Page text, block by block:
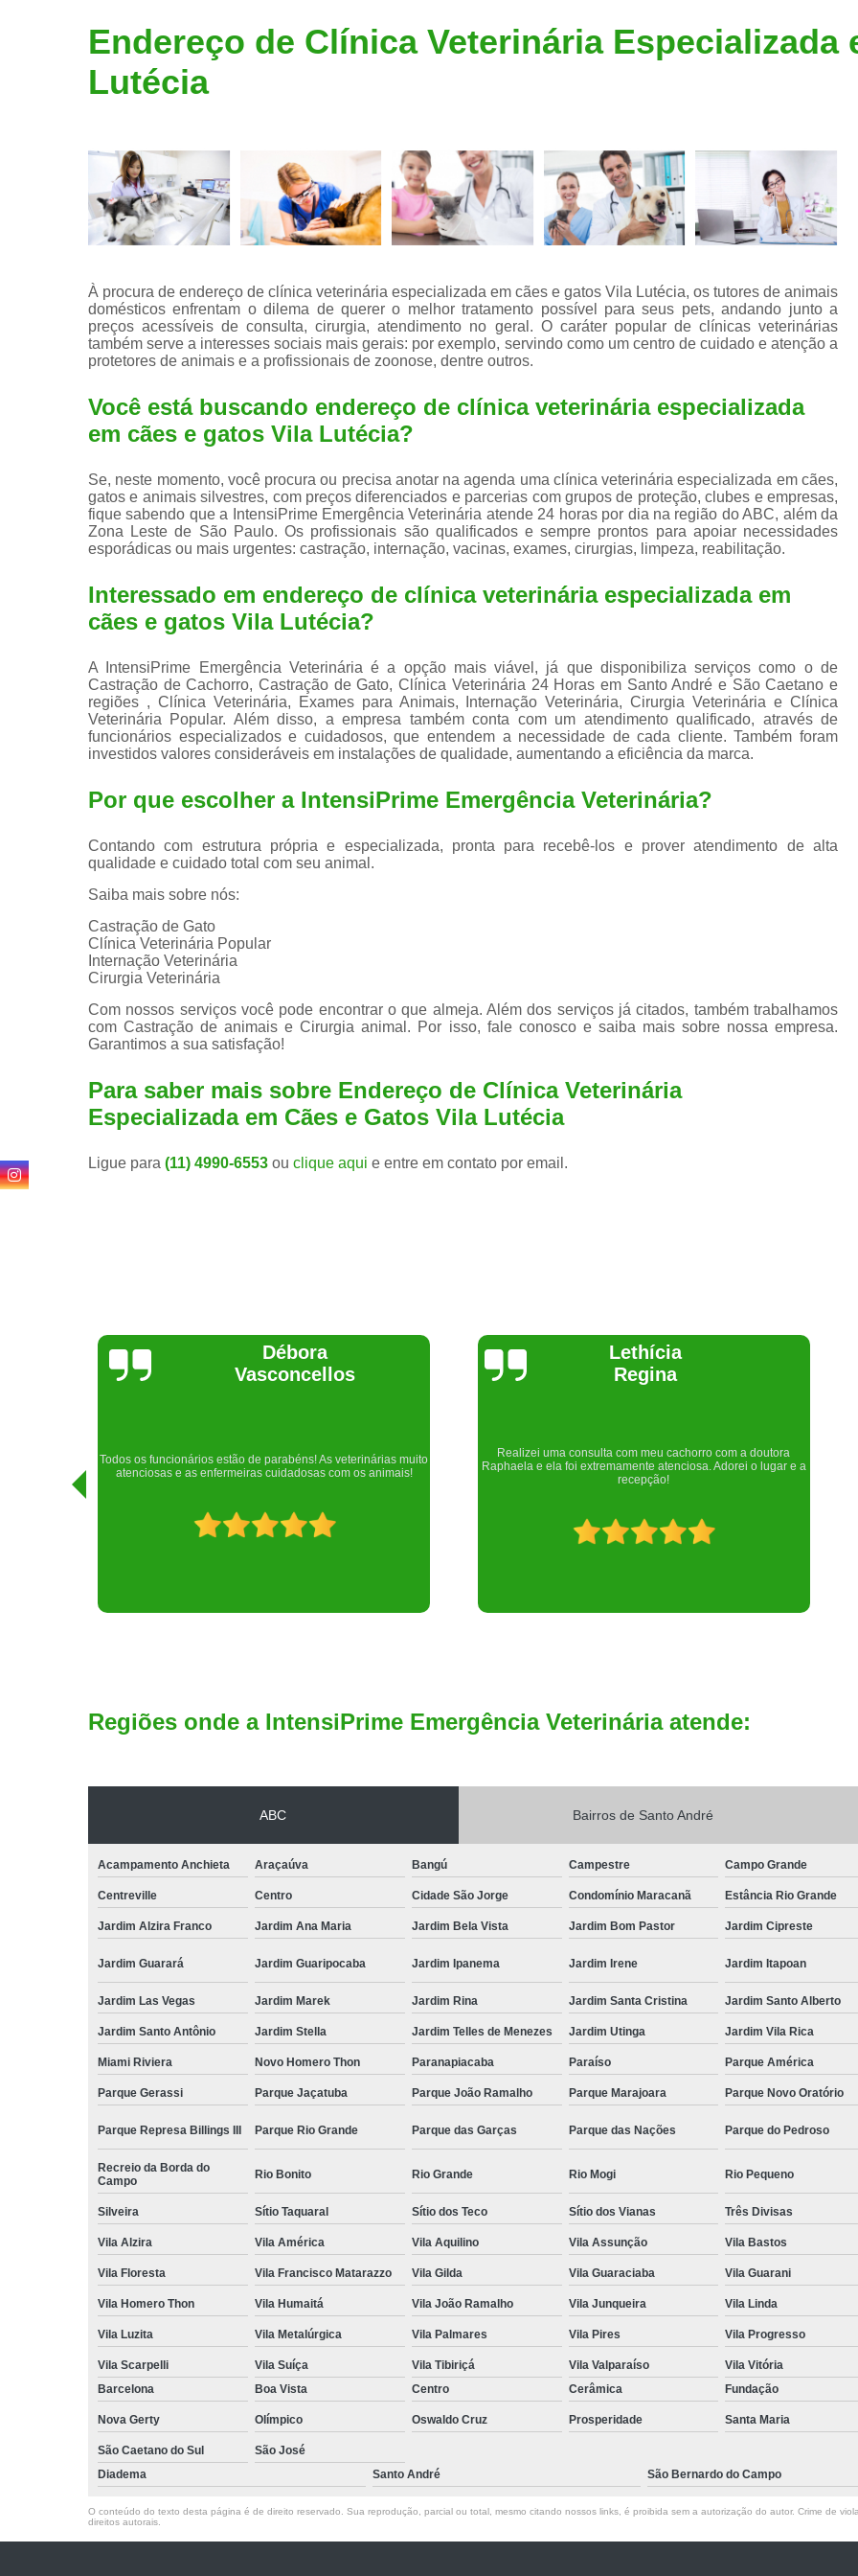
tártaro
Clínica Veterinária Santo André
Consulta Médica
Consulta Médica Veterinária para
Consulta para
Consulta para Animais Silvestres São
Consulta Veterinária para Silvestres
Exame de Endoscopia Veterinária
Exame de Raio X para Animais
Exame para Animais Santo André
Exame para Cachorro
Internação para Animais de Estimação
Internação Semi Intensiva Veterinária
Limpeza de Tártaro Canina
Limpeza de
Limpeza de Tártaro em Cachorro
Limpeza de Tártaro para Gatos
Limpeza Tártaro Santo André
Endereço de Clínica Veterinária Especializada
Lutécia
À procura de endereço de clínica veterinária especializada em cães e gatos Vila Lutécia, os tutores de animais
domésticos enfrentam o dilema de querer o melhor tratamento possível para seus pets, andando junto a
preços acessíveis de consulta, cirurgia, atendimento no geral. O caráter popular de clínicas veterinárias
também serve a interesses sociais mais gerais: por exemplo, servindo como um centro de cuidado e atenção a
protetores de animais e a profissionais de zoonose, dentre outros.
Você está buscando endereço de clínica veterinária especializada
em cães e gatos Vila Lutécia?
Se, neste momento, você procura ou precisa anotar na agenda uma clínica veterinária especializada em cães,
gatos e animais silvestres, com preços diferenciados e parcerias com grupos de proteção, clubes e empresas,
fique sabendo que a IntensiPrime Emergência Veterinária atende 24 horas por dia na região do ABC, além da
Zona Leste de São Paulo. Os profissionais são qualificados e sempre prontos para apoiar necessidades
esporádicas ou mais urgentes: castração, internação, vacinas, exames, cirurgias, limpeza, reabilitação.
Interessado em endereço de clínica veterinária especializada em
cães e gatos Vila Lutécia?
A IntensiPrime Emergência Veterinária é a opção mais viável, já que disponibiliza serviços como o de
Castração de Cachorro, Castração de Gato, Clínica Veterinária 24 Horas em Santo André e São Caetano e
regiões , Clínica Veterinária, Exames para Animais, Internação Veterinária, Cirurgia Veterinária e Clínica
Veterinária Popular. Além disso, a empresa também conta com um atendimento qualificado, através de
funcionários especializados e cuidadosos, que entendem a necessidade de cada cliente. Também foram
investidos valores consideráveis em instalações de qualidade, aumentando a eficiência da marca.
Por que escolher a IntensiPrime Emergência Veterinária?
Contando com estrutura própria e especializada, pronta para recebê-los e prover atendimento de alta
qualidade e cuidado total com seu animal.
Saiba mais sobre nós:
Castração de Gato
Clínica Veterinária Popular
Internação Veterinária
Cirurgia Veterinária
Com nossos serviços você pode encontrar o que almeja. Além dos serviços já citados, também trabalhamos
com Castração de animais e Cirurgia animal. Por isso, fale conosco e saiba mais sobre nossa empresa.
Garantimos a sua satisfação!
Para saber mais sobre Endereço de Clínica Veterinária
Especializada em Cães e Gatos Vila Lutécia
Ligue para (11) 4990-6553 ou clique aqui e entre em contato por email.
Lethícia
Regina
Realizei uma consulta com meu cachorro com a doutora
Raphaela e ela foi extremamente atenciosa. Adorei o lugar e a
recepção!
Joelma Lilian
Um lugar maravilhoso. Sempre serei grata pelo que fizeram por
nós!
Regiões onde a IntensiPrime Emergência Veterinária atende:
ABC Bairros de Santo André
Acampamento Anchieta Araçaúva Bangú Campestre Campo Grande
Centreville Centro Cidade São Jorge Condomínio Maracanã Estância Rio Grande
Jardim Alzira Franco Jardim Ana Maria Jardim Bela Vista Jardim Bom Pastor Jardim Cipreste
Jardim Guarará Jardim Guaripocaba Jardim Ipanema Jardim Irene Jardim Itapoan
Jardim Las Vegas Jardim Marek Jardim Rina Jardim Santa Cristina Jardim Santo Alberto
Jardim Santo Antônio Jardim Stella Jardim Telles de Menezes Jardim Utinga Jardim Vila Rica
Miami Riviera Novo Homero Thon Paranapiacaba Paraíso Parque América
Parque Gerassi Parque Jaçatuba Parque João Ramalho Parque Marajoara Parque Novo Oratório
Parque Represa Billings III Parque Rio Grande Parque das Garças Parque das Nações Parque do Pedroso
Recreio da Borda do
Campo
Rio Bonito Rio Grande Rio Mogi Rio Pequeno
Silveira Sítio Taquaral Sítio dos Teco Sítio dos Vianas Três Divisas
Vila Alzira Vila América Vila Aquilino Vila Assunção Vila Bastos
Vila Floresta Vila Francisco Matarazzo Vila Gilda Vila Guaraciaba Vila Guarani
Vila Homero Thon Vila Humaitá Vila João Ramalho Vila Junqueira Vila Linda
Vila Luzita Vila Metalúrgica Vila Palmares Vila Pires Vila Progresso
Vila Scarpelli Vila Suíça Vila Tibiriçá Vila Valparaíso Vila Vitória
Barcelona
Boa Vista Centro Cerâmica Fundação
Nova Gerty Olímpico Oswaldo Cruz Prosperidade Santa Maria
São Caetano do Sul
São José
Diadema
Santo André São Bernardo do Campo
O conteúdo do texto desta página é de direito reservado. Sua reprodução, parcial ou total, mesmo citando nossos links, é proibida sem a autorização do autor. Crime de
direitos autorais